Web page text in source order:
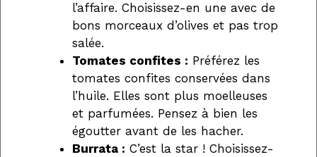
l’affaire. Choisissez-en une avec de
bons morceaux d’olives et pas trop
salée.
Tomates confites : Préférez les
tomates confites conservées dans
l’huile. Elles sont plus moelleuses
et parfumées. Pensez à bien les
égoutter avant de les hacher.
Burrata : C’est la star ! Choisissez-